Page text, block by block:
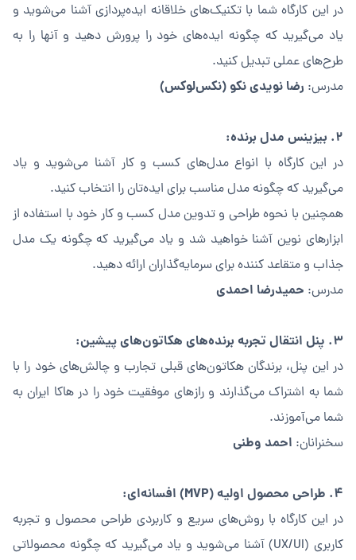
در این کارگاه شما با تکنیک‌های خلاقانه ایده‌پردازی آشنا می‌شوید و
یاد می‌گیرید که چگونه ایده‌های خود را پرورش دهید و آنها را به
طرح‌های عملی تبدیل کنید.
مدرس: رضا نویدی نکو (نکس‌لوکس)
۲. بیزینس مدل برنده:
در این کارگاه با انواع مدل‌های کسب و کار آشنا می‌شوید و یاد
می‌گیرید که چگونه مدل مناسب برای ایده‌تان را انتخاب کنید.
همچنین با نحوه طراحی و تدوین مدل کسب و کار خود با استفاده از
ابزارهای نوین آشنا خواهید شد و یاد می‌گیرید که چگونه یک مدل
جذاب و متقاعد کننده برای سرمایه‌گذاران ارائه دهید.
مدرس: حمیدرضا احمدی
۳. پنل انتقال تجربه برنده‌های هکاتون‌های پیشین:
در این پنل، برندگان هکاتون‌های قبلی تجارب و چالش‌های خود را با
شما به اشتراک می‌گذارند و رازهای موفقیت خود را در هاکا ایران به
شما می‌آموزند.
سخنرانان: احمد وطنی
۴. طراحی محصول اولیه (MVP) افسانه‌ای:
در این کارگاه با روش‌های سریع و کاربردی طراحی محصول و تجربه
کاربری (UX/UI) آشنا می‌شوید و یاد می‌گیرید که چگونه محصولاتی